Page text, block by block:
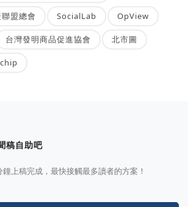
盟總會 SocialLab OpView
台灣發明商品促進協會 北市圖
稿自助吧
上稿完成，最快接觸最多讀者的方案！